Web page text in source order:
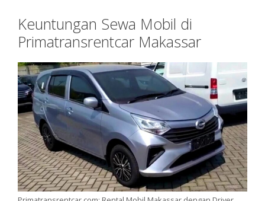
Keuntungan Sewa Mobil di
Primatransrentcar Makassar